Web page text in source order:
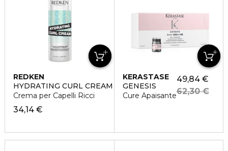
REDKEN
HYDRATING CURL CREAM
Crema per Capelli Ricci
34,14 €
KERASTASE
GENESIS
Cure Apaisante
49,84 €
62,30 €